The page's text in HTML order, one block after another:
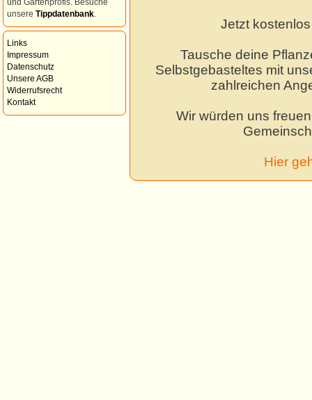
und Gartenprofis. Besuche
unsere Tippdatenbank
Links
Impressum
Datenschutz
Unsere AGB
Widerrufsrecht
Kontakt
Jetzt
Tausche deine
Selbstgebasteltes mit
zahlreichen
Wir würden uns
Hier